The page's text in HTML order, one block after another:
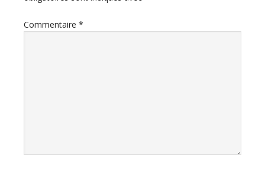
Commentaire *